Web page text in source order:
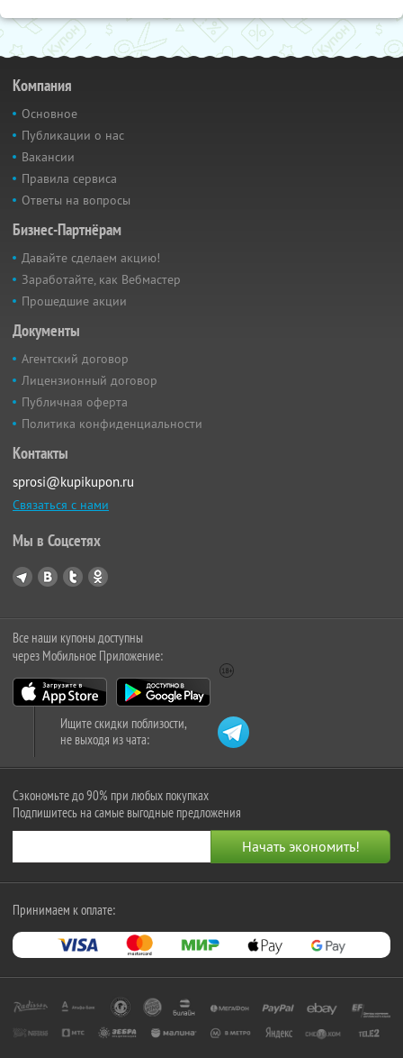
Компания
Основное
Публикации о нас
Вакансии
Правила сервиса
Ответы на вопросы
Бизнес-Партнёрам
Давайте сделаем акцию!
Заработайте, как Вебмастер
Прошедшие акции
Документы
Агентский договор
Лицензионный договор
Публичная оферта
Политика конфиденциальности
Контакты
sprosi@kupikupon.ru
Связаться с нами
Мы в Соцсетях
Все наши купоны доступны
через Мобильное Приложение:
Ищите скидки поблизости,
не выходя из чата:
Сэкономьте до 90% при любых покупках
Подпишитесь на самые выгодные предложения
Принимаем к оплате: